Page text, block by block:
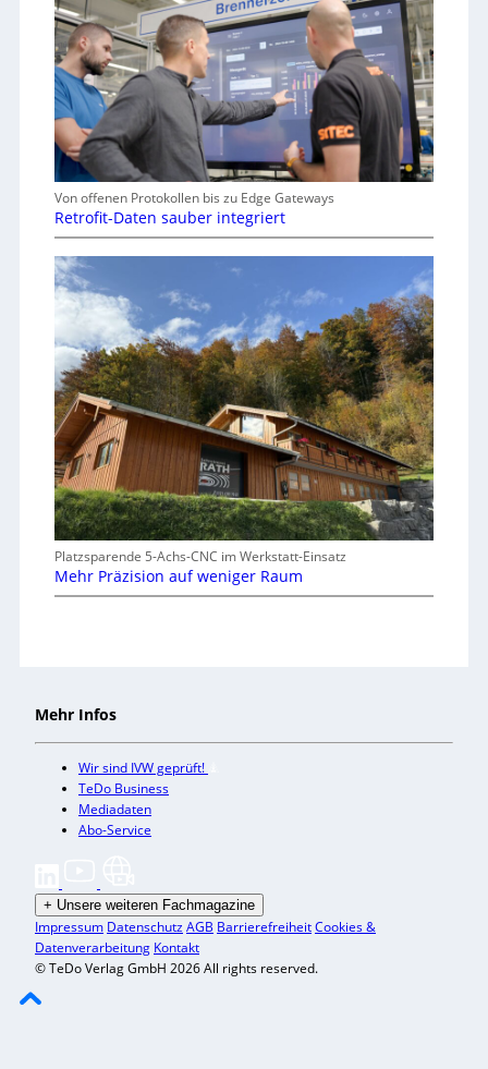
Von offenen Protokollen bis zu Edge Gateways
Retrofit-Daten sauber integriert
Platzsparende 5-Achs-CNC im Werkstatt-Einsatz
Mehr Präzision auf weniger Raum
Mehr Infos
Wir sind IVW geprüft!
TeDo Business
Mediadaten
Abo-Service
+ Unsere weiteren Fachmagazine
Impressum DatenschutzAGB BarrierefreiheitCookies &
Datenverarbeitung Kontakt
© TeDo Verlag GmbH 2026 All rights reserved.